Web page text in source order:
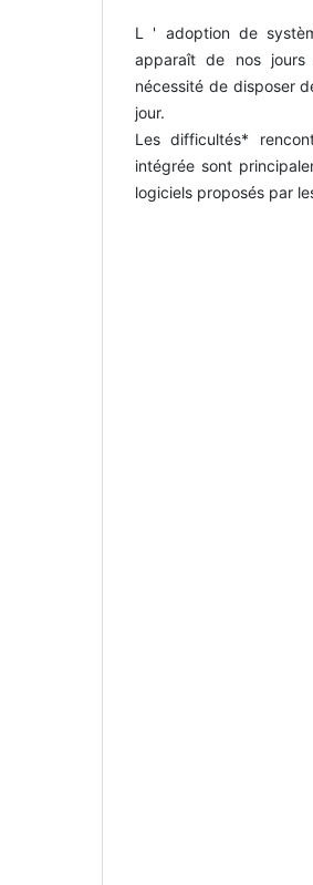
L ' adoption de
apparaît de nos jours
nécessité de disposer
jour.
Les difficultés*
intégrée sont
logiciels proposés par